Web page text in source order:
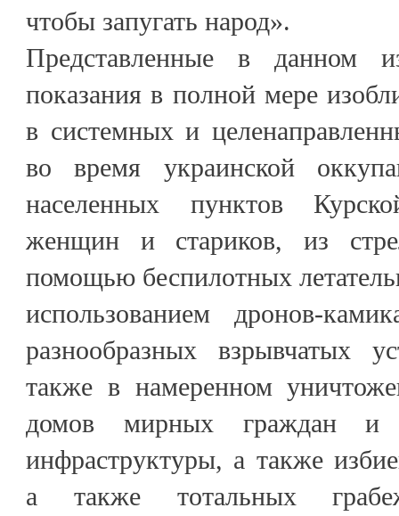
чтобы запугать народ».
Представленные в данном
показания в полной мере
в системных и
во время украинской
населенных пунктов
женщин и стариков, из
помощью беспилотных
использованием дронов-
разнообразных взрывчатых
также в намеренном
домов мирных граждан и
инфраструктуры, а также
а также тотальных